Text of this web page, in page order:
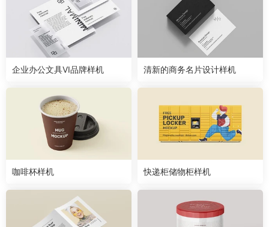
企业办公文具VI品牌样机 清新的商务名片设计样机
咖啡杯样机 快递柜储物柜样机